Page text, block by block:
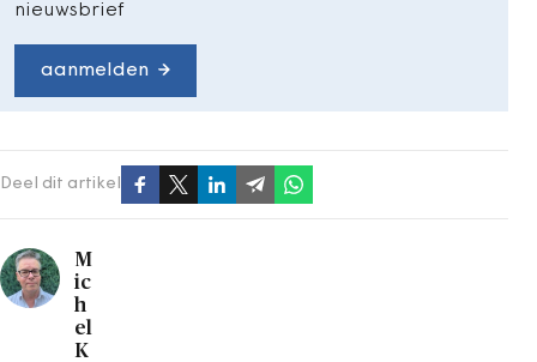
nieuwsbrief
aanmelden
Deel dit artikel
M
ic
h
el
K